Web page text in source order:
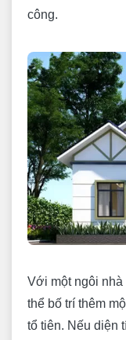
công.
Với một ngôi nhà
thể bố trí thêm
tổ tiên. Nếu diện